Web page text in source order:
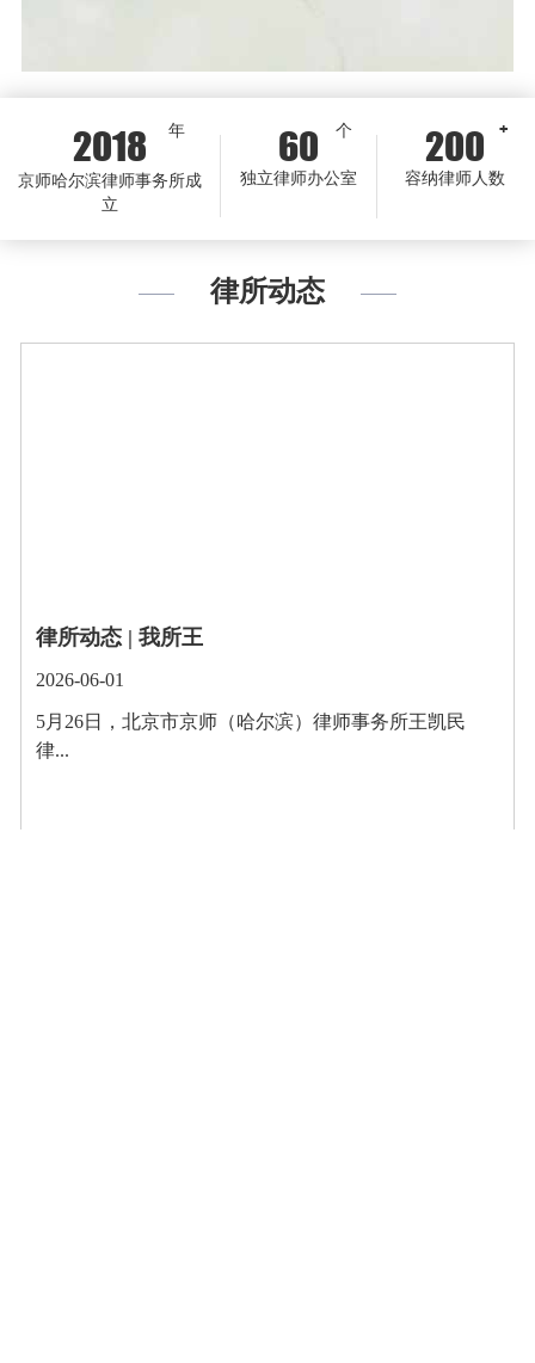
2018 年
京师哈尔滨律师事务所成
立
60 个
独立律师办公室
200 +
容纳律师人数
律所动态
律所动态 | 我所王
2026-06-01
5月26日，北京市京师（哈尔滨）律师事务所王凯民
律...